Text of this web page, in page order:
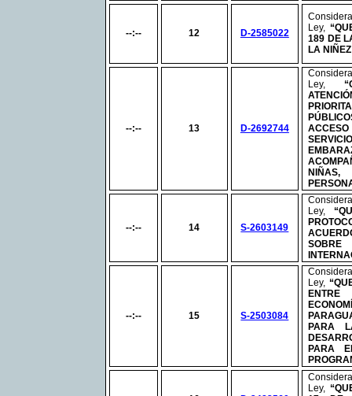
--:-- 12 D-2585022
Ley,
189 DE
LA
--:-- 13 D-2692744
Ley,
NIÑAS,
--:-- 14 S-2603149
Ley,
--:-- 15 S-2503084
Ley,“
PARA
PARA
Ley,